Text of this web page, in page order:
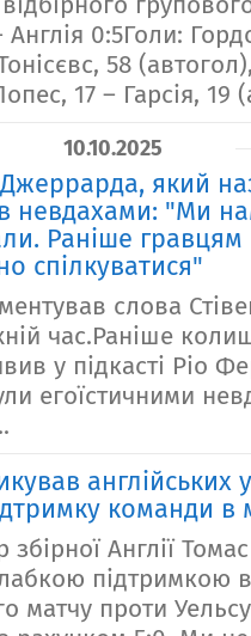
Англія 0:5Голи:
58
17 – Гарсія, 19
10.10.2025
який
невдахами: "Ми
Раніше
спілкуватися"
слова
час.Раніше
у підкасті Ріо
егоїстичними
англійських
команди в
Англії
підтримкою
матчу проти